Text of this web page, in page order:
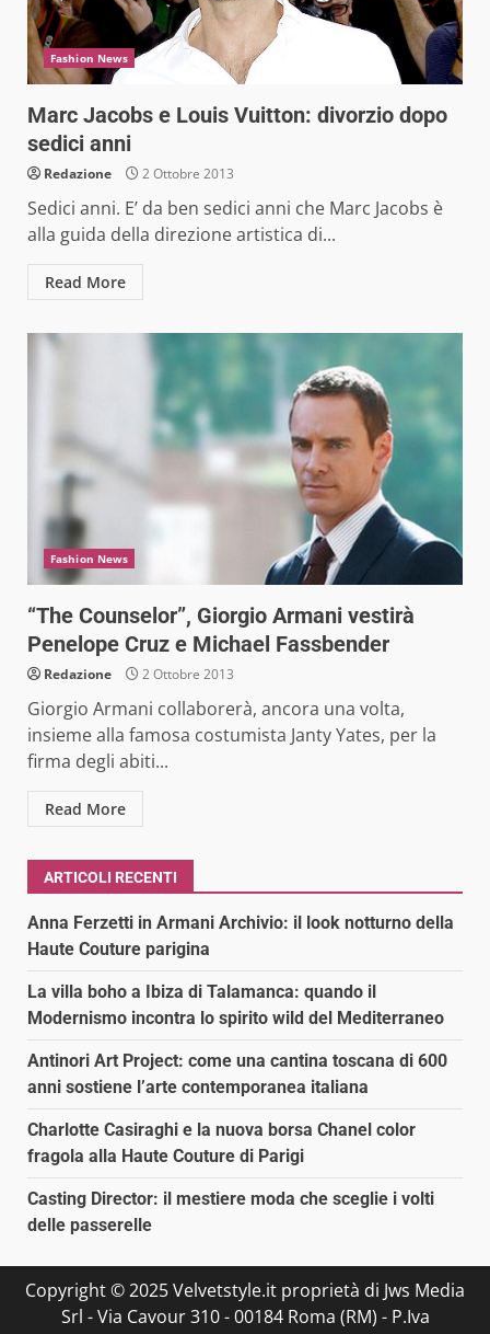
Fashion News
Marc Jacobs e Louis Vuitton: divorzio dopo
sedici anni
Redazione 2 Ottobre 2013
Sedici anni. E’ da ben sedici anni che Marc Jacobs è
alla guida della direzione artistica di...
Read More
Fashion News
“The Counselor”, Giorgio Armani vestirà
Penelope Cruz e Michael Fassbender
Redazione 2 Ottobre 2013
Giorgio Armani collaborerà, ancora una volta,
insieme alla famosa costumista Janty Yates, per la
firma degli abiti...
Read More
ARTICOLI RECENTI
Anna Ferzetti in Armani Archivio: il look notturno della
Haute Couture parigina
La villa boho a Ibiza di Talamanca: quando il
Modernismo incontra lo spirito wild del Mediterraneo
Antinori Art Project: come una cantina toscana di 600
anni sostiene l’arte contemporanea italiana
Charlotte Casiraghi e la nuova borsa Chanel color
fragola alla Haute Couture di Parigi
Casting Director: il mestiere moda che sceglie i volti
delle passerelle
Copyright © 2025 Velvetstyle.it proprietà di Jws Media
Srl - Via Cavour 310 - 00184 Roma (RM) - P.Iva